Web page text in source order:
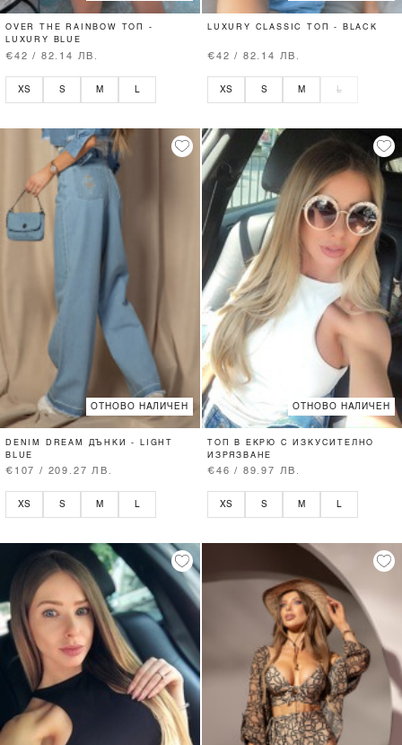
OVER THE RAINBOW ТОП -
LUXURY BLUE
€42 / 82.14 ЛВ.
XS S M
LUXURY CLASSIC ТОП - BLACK
€42 / 82.14 ЛВ.
XS S M L
ОТНОВО НАЛИЧЕН
DENIM DREAM ДЪНКИ - LIGHT
BLUE
€107 / 209.27 ЛВ.
XS S M L
ОТНОВО НАЛИЧЕН
ТОП В ЕКРЮ С ИЗКУСИТЕЛНО
ИЗРЯЗВАНЕ
€46 / 89.97 ЛВ.
XS S M L